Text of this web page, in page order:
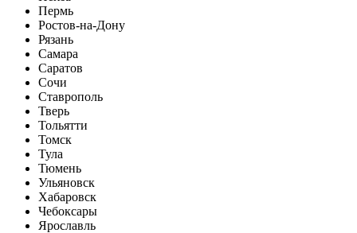
Пермь
Ростов-на-Дону
Рязань
Самара
Саратов
Сочи
Ставрополь
Тверь
Тольятти
Томск
Тула
Тюмень
Ульяновск
Хабаровск
Чебоксары
Ярославль